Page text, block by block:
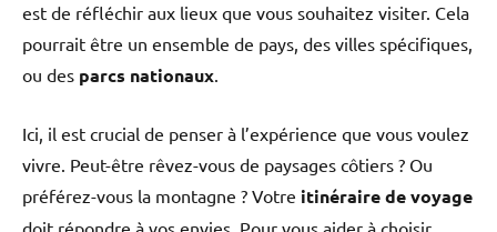
est de réfléchir aux lieux que vous souhaitez visiter. Cela
pourrait être un ensemble de pays, des villes spécifiques,
ou des parcs nationaux.
Ici, il est crucial de penser à l’expérience que vous voulez
vivre. Peut-être rêvez-vous de paysages côtiers ? Ou
préférez-vous la montagne ? Votre itinéraire de voyage